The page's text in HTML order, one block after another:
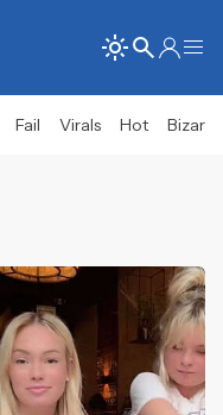
Fail Virals Hot Bizar